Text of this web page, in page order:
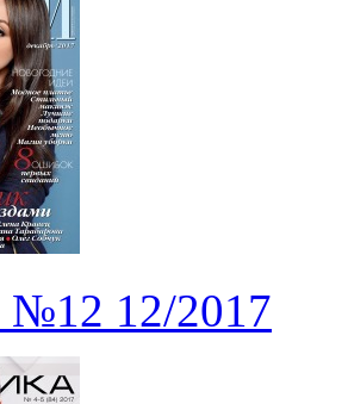
№12 12/2017